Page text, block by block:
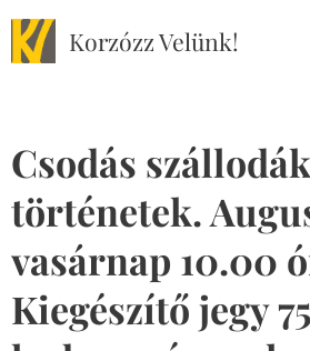
KorzózzVelünk!
Csodás
történetek.
vasárnap 10.00
Kiegészítő jegy